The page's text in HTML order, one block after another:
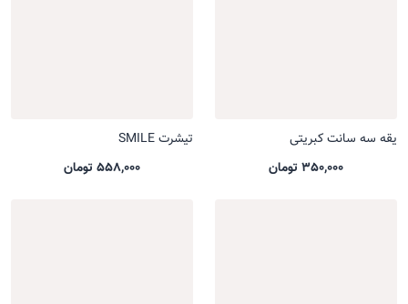
یقه سه سانت کبریتی
350,000 تومان
تیشرت SMILE
558,000 تومان